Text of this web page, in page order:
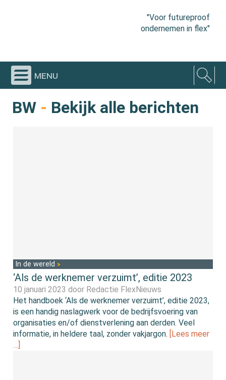
"Voor futureproof
ondernemen in flex"
menu
BW - Bekijk alle berichten
In de wereld
‘Als de werknemer verzuimt’, editie 2023
10 januari 2023 door Redactie FlexNieuws
Het handboek ‘Als de werknemer verzuimt’, editie 2023,
is een handig naslagwerk voor de bedrijfsvoering van
organisaties en/of dienstverlening aan derden. Veel
informatie, in heldere taal, zonder vakjargon.
[Lees meer
…]